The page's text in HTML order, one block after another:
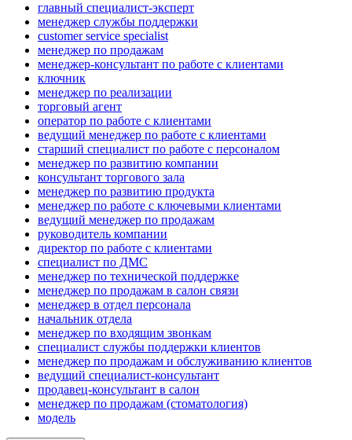
главный специалист-эксперт
менеджер службы поддержки
customer service specialist
менеджер по продажам
менеджер-консультант по работе с клиентами
ключник
менеджер по реализации
торговый агент
оператор по работе с клиентами
ведущий менеджер по работе с клиентами
старший специалист по работе с персоналом
менеджер по развитию компании
консультант торгового зала
менеджер по развитию продукта
менеджер по работе с ключевыми клиентами
ведущий менеджер по продажам
руководитель компании
директор по работе с клиентами
специалист по ДМС
менеджер по технической поддержке
менеджер по продажам в салон связи
менеджер в отдел персонала
начальник отдела
менеджер по входящим звонкам
специалист службы поддержки клиентов
менеджер по продажам и обслуживанию клиентов
ведущий специалист-консультант
продавец-консультант в салон
менеджер по продажам (стоматология)
модель